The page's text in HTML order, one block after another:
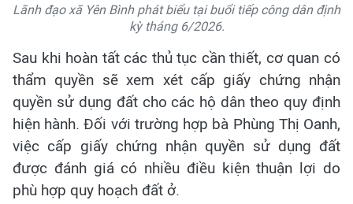
Lãnh đạo xã Yên Bình phát biểu tại buổi tiếp công dân định
kỳ tháng 6/2026.
Sau khi hoàn tất các thủ tục cần thiết, cơ quan có
thẩm quyền sẽ xem xét cấp giấy chứng nhận
quyền sử dụng đất cho các hộ dân theo quy định
hiện hành. Đối với trường hợp bà Phùng Thị Oanh,
việc cấp giấy chứng nhận quyền sử dụng đất
được đánh giá có nhiều điều kiện thuận lợi do
phù hợp quy hoạch đất ở.